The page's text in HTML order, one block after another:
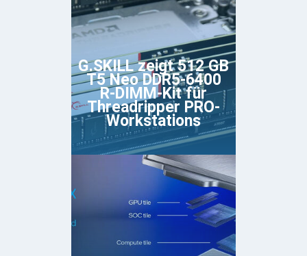
G.SKILL zeigt 512 GB
T5 Neo DDR5-6400
R-DIMM-Kit für
Threadripper PRO-
Workstations